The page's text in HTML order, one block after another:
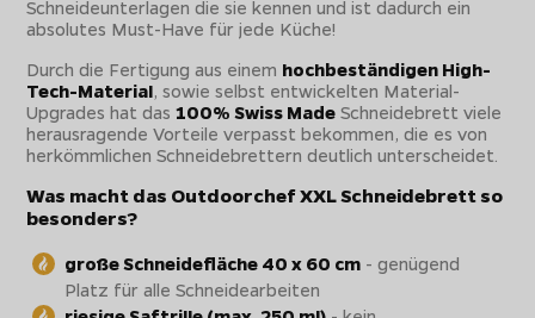
Schneideunterlagen die sie kennen und ist dadurch ein
absolutes Must-Have für jede Küche!
Durch die Fertigung aus einem hochbeständigen High-
Tech-Material, sowie selbst entwickelten Material-
Upgrades hat das100% Swiss Made Schneidebrett viele
herausragende Vorteile verpasst bekommen, die es von
herkömmlichen Schneidebrettern deutlich unterscheidet.
Was macht das Outdoorchef XXL Schneidebrett so
besonders?
große Schneidefläche 40 x 60 cm - genügend
Platz für alle Schneidearbeiten